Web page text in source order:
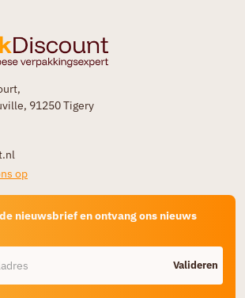
91250 Tigery
op
nieuwsbrief en ontvang ons nieuws
Valideren